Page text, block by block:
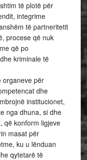
të plotë për
integrime
të partneritetit
procese që nuk
që po
kriminale të
organeve për
dhe
institucionet,
nga dhuna, si dhe
që konform ligjeve
masat për
ku u lënduan
qytetarë të